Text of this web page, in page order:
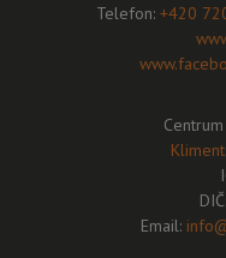
Telefon: +420
Email: